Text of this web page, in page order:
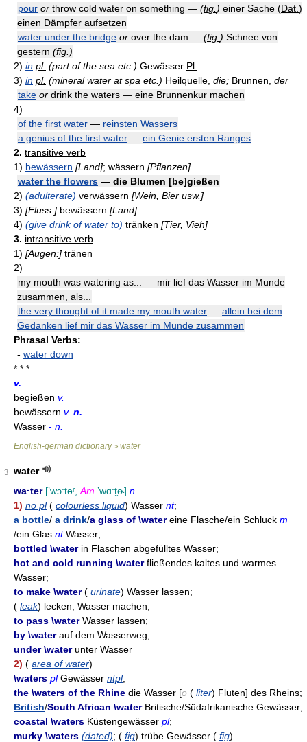
pour or throw cold water on something — (fig. ) einer Sache (Dat. )
einen Dämpfer aufsetzen
water under the bridge or over the dam — (fig. ) Schnee von
gestern (fig. )
2) in pl. (part of the sea etc.) Gewässer Pl.
3) in pl. (mineral water at spa etc.) Heilquelle, die; Brunnen, der
take or drink the waters — eine Brunnenkur machen
4)
of the first water — reinsten Wassers
a genius of the first water — ein Genie ersten Ranges
2. transitive verb
1) bewässern [Land]; wässern [Pflanzen]
water the flowers — die Blumen [be]gießen
2) (adulterate) verwässern [Wein, Bier usw.]
3) [Fluss:] bewässern [Land]
4) (give drink of water to) tränken [Tier, Vieh]
3. intransitive verb
1) [Augen:] tränen
2)
my mouth was watering as... — mir lief das Wasser im Munde
zusammen, als...
the very thought of it made my mouth water — allein bei dem
Gedanken lief mir das Wasser im Munde zusammen
Phrasal Verbs:
- water down
* * *
v.
begießen v.
bewässern v. n.
Wasser - n.
English-german dictionary> water
3
water
wa·ter [ʼwɔ:təʳ, Am ʼwɑ:t̬ɚ] n
1) no pl( colourless liquid) Wasser nt;
a bottle/ a drink/a glass of \watereine Flasche/ein Schluck m
/ein Glas ntWasser;
bottled \waterin Flaschen abgefülltes Wasser;
hot and cold running \waterfließendes kaltes und warmes
Wasser;
to make \water( urinate) Wasser lassen;
( leak) lecken, Wasser machen;
to pass \waterWasser lassen;
by \waterauf dem Wasserweg;
under \waterunter Wasser
2) ( area of water)
\waters plGewässer ntpl;
the \waters of the Rhine die Wasser [o ( liter) Fluten] des Rheins;
British/South African \waterBritische/Südafrikanische Gewässer;
coastal \waters Küstengewässer pl;
murky \waters (dated); ( fig) trübe Gewässer ( fig)